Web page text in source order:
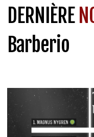
DERNIÈRE
Barberio